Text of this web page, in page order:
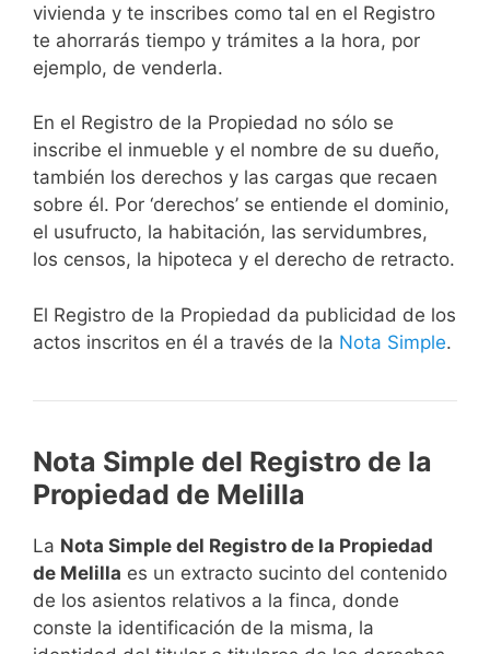
vivienda y te inscribes como tal en el Registro
te ahorrarás tiempo y trámites a la hora, por
ejemplo, de venderla.
En el Registro de la Propiedad no sólo se
inscribe el inmueble y el nombre de su dueño,
también los derechos y las cargas que recaen
sobre él. Por ‘derechos’ se entiende el dominio,
el usufructo, la habitación, las servidumbres,
los censos, la hipoteca y el derecho de retracto.
El Registro de la Propiedad da publicidad de los
actos inscritos en él a través de la Nota Simple.
Nota Simple del Registro de la
Propiedad de Melilla
La Nota Simple del Registro de la Propiedad
de Melilla es un extracto sucinto del contenido
de los asientos relativos a la finca, donde
conste la identificación de la misma, la